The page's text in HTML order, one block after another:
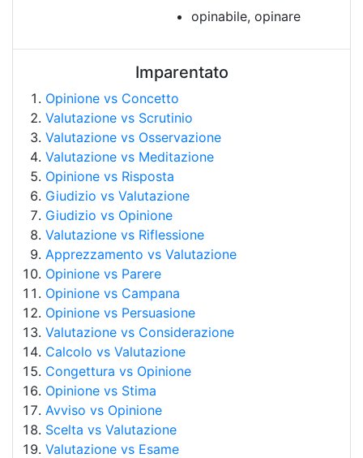
opinabile, opinare
Imparentato
Opinione vs Concetto
Valutazione vs Scrutinio
Valutazione vs Osservazione
Valutazione vs Meditazione
Opinione vs Risposta
Giudizio vs Valutazione
Giudizio vs Opinione
Valutazione vs Riflessione
Apprezzamento vs Valutazione
Opinione vs Parere
Opinione vs Campana
Opinione vs Persuasione
Valutazione vs Considerazione
Calcolo vs Valutazione
Congettura vs Opinione
Opinione vs Stima
Avviso vs Opinione
Scelta vs Valutazione
Valutazione vs Esame